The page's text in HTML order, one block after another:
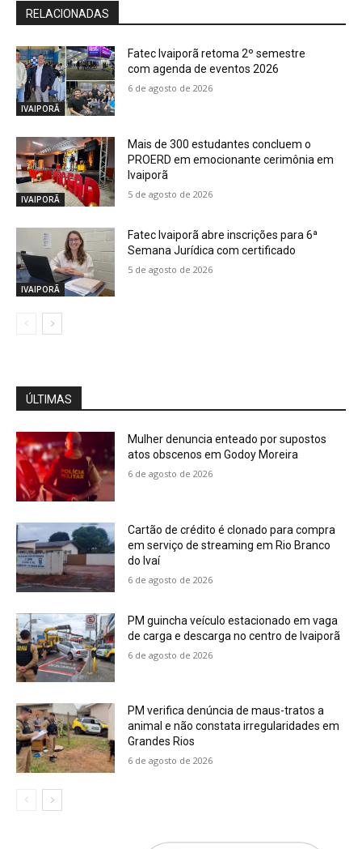
RELACIONADAS
IVAIPORÃ
Fatec Ivaiporã retoma 2º semestre
com agenda de eventos 2026
6 de agosto de 2026
IVAIPORÃ
Mais de 300 estudantes concluem o
PROERD em emocionante cerimônia em
Ivaiporã
5 de agosto de 2026
IVAIPORÃ
Fatec Ivaiporã abre inscrições para 6ª
Semana Jurídica com certificado
5 de agosto de 2026
ÚLTIMAS
Mulher denuncia enteado por supostos
atos obscenos em Godoy Moreira
6 de agosto de 2026
Cartão de crédito é clonado para compra
em serviço de streaming em Rio Branco
do Ivaí
6 de agosto de 2026
PM guincha veículo estacionado em vaga
de carga e descarga no centro de Ivaiporã
6 de agosto de 2026
PM verifica denúncia de maus-tratos a
animal e não constata irregularidades em
Grandes Rios
6 de agosto de 2026